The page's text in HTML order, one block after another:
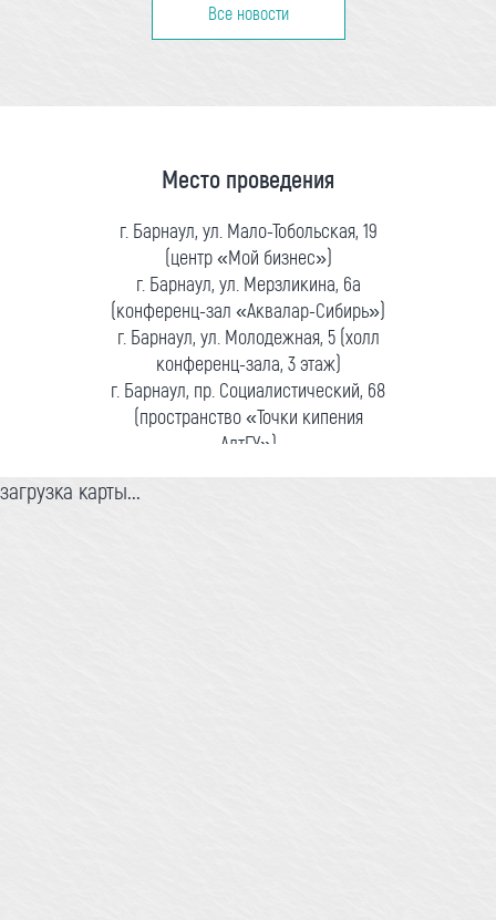
Все новости
Место проведения
г. Барнаул, ул. Мало-Тобольская, 19
(центр «Мой бизнес»)
г. Барнаул, ул. Мерзликина, 6а
(конференц-зал «Аквалар-Сибирь»)
г. Барнаул, ул. Молодежная, 5 (холл
конференц-зала, 3 этаж)
г. Барнаул, пр. Социалистический, 68
(пространство «Точки кипения
АлтГУ»)
загрузка карты...